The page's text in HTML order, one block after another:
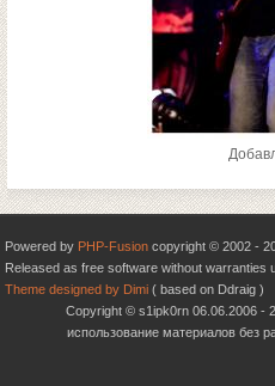
Powered by PHP-Fusion copyright © 2002 -
Released as free software without warranties
Theme designed by Dimi ( based on Ddraig )
Copyright © s1ipk0rn 06.06.2006 -
использование материалов без